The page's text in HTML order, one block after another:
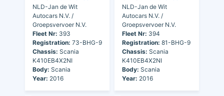
NLD-Jan de Wit
Autocars N.V. /
Groepsvervoer N.V.
Fleet Nr: 393
Registration: 73-BHG-9
Chassis: Scania
K410EB4X2NI
Body: Scania
Year: 2016
NLD-Jan de Wit
Autocars N.V. /
Groepsvervoer N.V.
Fleet Nr: 394
Registration: 81-BHG-9
Chassis: Scania
K410EB4X2NI
Body: Scania
Year: 2016